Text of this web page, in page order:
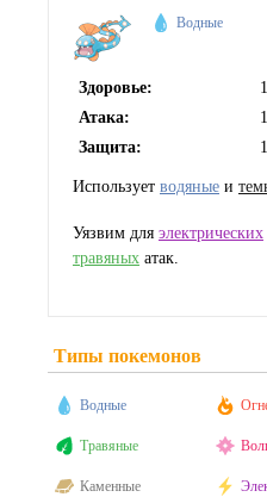
Водные
Здоровье:
Атака:
Защита:
Использует водяные и
Уязвим для электрических
травяных атак.
Типы покемонов
Водные
Травяные
Каменные